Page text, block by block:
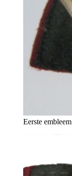
Eerste embleem